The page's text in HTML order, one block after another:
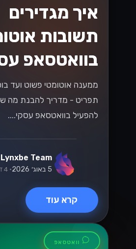
איך מגדירים
תשובות
בוואטסאפ
ממענה אוטומטי פשוט ועד
תפריט - מדריך להבנת מה
להפעיל בוואטסאפ עסקי....
Lynxbe Team
5 באוג׳ 2026 • 4 דק׳ קריאה
קרא עוד
וואטסאפ